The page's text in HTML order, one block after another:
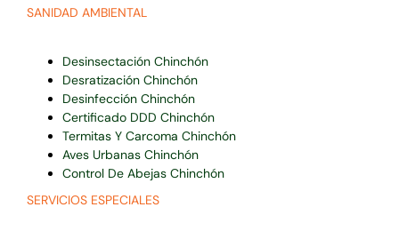
SANIDAD AMBIENTAL
Desinsectación Chinchón
Desratización Chinchón
Desinfección Chinchón
Certificado DDD Chinchón
Termitas Y Carcoma Chinchón
Aves Urbanas Chinchón
Control De Abejas Chinchón
SERVICIOS ESPECIALES